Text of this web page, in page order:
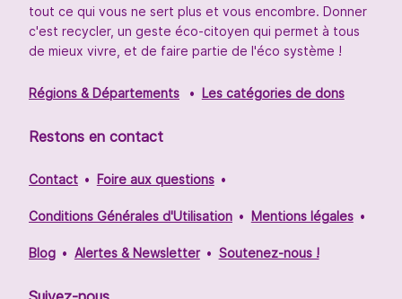
tout ce qui vous ne sert plus et vous encombre. Donner
c'est recycler, un geste éco-citoyen qui permet à tous
de mieux vivre, et de faire partie de l'éco système !
Régions & Départements Les catégories de dons
Restons en contact
Contact Foire aux questions
Conditions Générales d'Utilisation Mentions légales
Blog Alertes & Newsletter Soutenez-nous !